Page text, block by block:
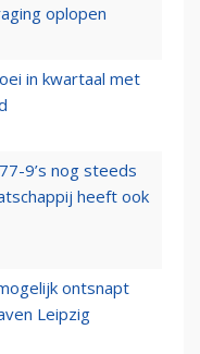
oplopen
in kwartaal met
9’s nog steeds
heeft ook
ontsnapt
Leipzig